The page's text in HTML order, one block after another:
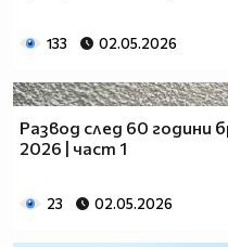
133 02.05.2026
Развод след 60 години
2026 | част 1
23 02.05.2026